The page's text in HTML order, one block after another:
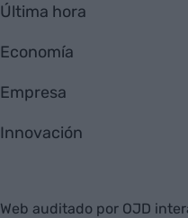
Última hora
Economía
Empresa
Innovación
Web auditado por OJD